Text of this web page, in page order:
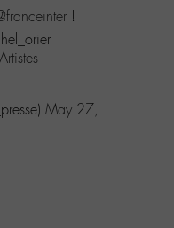
!
May 27,